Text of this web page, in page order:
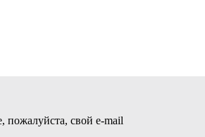
пожалуйста, свой e-mail